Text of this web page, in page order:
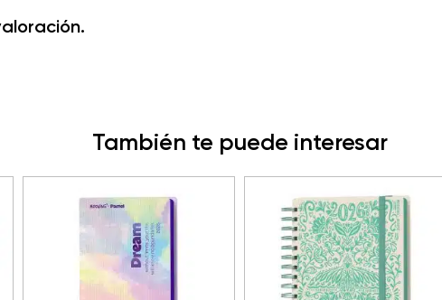
También te puede interesar